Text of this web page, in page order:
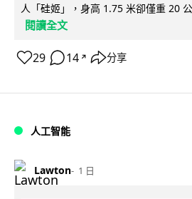
人「硅姬」，身高 1.75 米卻僅重 20
閱讀全文
29 14 ↗ 分享
人工智能
Lawton 1 日